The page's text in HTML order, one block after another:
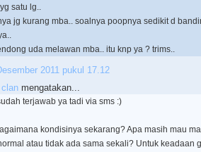
satu lg..
jg kurang mba.. soalnya poopnya sedikit d
uda melawan mba.. itu knp ya ? trims..
2011 pukul 17.12
mengatakan...
terjawab ya tadi via sms :)
kondisinya sekarang? Apa masih mau
atau tidak ada sama sekali? Untuk keadaan